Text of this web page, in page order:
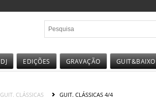
DJ EDIÇÕES GRAVAÇÃO GUIT&BAIXO
GUIT. CLÁSSICAS GUIT. CLÁSSICAS 4/4